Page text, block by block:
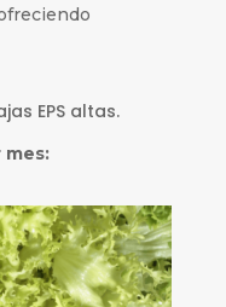
EPS altas.
mes: